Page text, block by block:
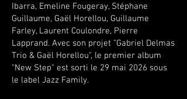
Ibarra, Emeline Fougeray, Stéphane
Guillaume, Gaël Horellou, Guillaume
Farley, Laurent Coulondre, Pierre
Lapprand. Avec son projet "Gabriel Delmas
Trio & Gaël Horellou", le premier album
"New Step" est sorti le 29 mai 2026 sous
le label Jazz Family.